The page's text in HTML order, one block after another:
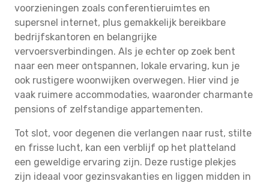
voorzieningen zoals conferentieruimtes en
supersnel internet, plus gemakkelijk bereikbare
bedrijfskantoren en belangrijke
vervoersverbindingen. Als je echter op zoek bent
naar een meer ontspannen, lokale ervaring, kun je
ook rustigere woonwijken overwegen. Hier vind je
vaak ruimere accommodaties, waaronder charmante
pensions of zelfstandige appartementen.
Tot slot, voor degenen die verlangen naar rust, stilte
en frisse lucht, kan een verblijf op het platteland
een geweldige ervaring zijn. Deze rustige plekjes
zijn ideaal voor gezinsvakanties en liggen midden in